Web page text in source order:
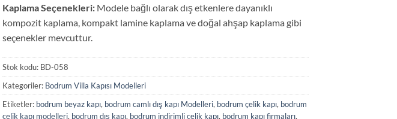
Kaplama Seçenekleri: Modele bağlı olarak dış etkenlere dayanıklı
kompozit kaplama, kompakt lamine kaplama ve doğal ahşap kaplama gibi
seçenekler mevcuttur.
Stok kodu: BD-058
Kategoriler: Bodrum Villa Kapısı Modelleri
Etiketler: bodrum beyaz kapı, bodrum camlı dış kapı Modelleri, bodrum çelik kapı, bodrum
çelik kapı modelleri, bodrum dış kapı, bodrum indirimli çelik kapı, bodrum kapı firmaları,